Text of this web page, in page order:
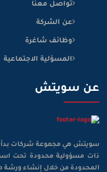
تواصل معنا
عن الشركة
وظائف شاغرة
المسؤلية الاجتماعية
عن سويتش
ذات مسؤولية محدودة تحت
المحدودة من خلال إنشاء ورشة